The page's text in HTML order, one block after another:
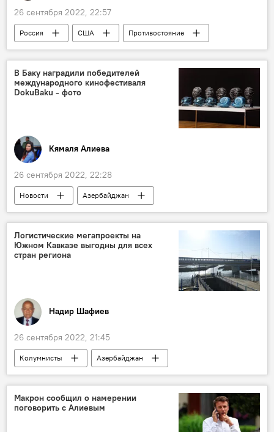
26 сентября 2022, 22:57
Россия США
Противостояние
Колумнисты
В Баку наградили победителей
международного кинофестиваля
DokuBaku - фото
Кямаля Алиева
26 сентября 2022, 22:28
Новости
Азербайджан
документальное кино
Кинофестиваль
Логистические мегапроекты на
Южном Кавказе выгодны для всех
стран региона
Надир Шафиев
26 сентября 2022, 21:45
Колумнисты
Азербайджан
Армения
Южный Кавказ
Зангезурский коридор
Макрон сообщил о намерении
поговорить с Алиевым